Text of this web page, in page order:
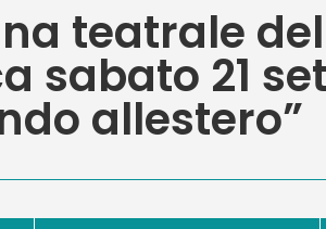
teatrale
sabato 21
allestero”